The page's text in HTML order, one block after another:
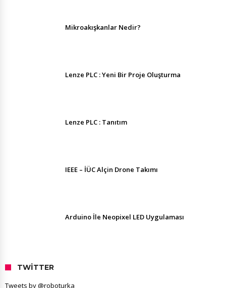
Mikroakışkanlar Nedir?
Lenze PLC : Yeni Bir Proje Oluşturma
Lenze PLC : Tanıtım
IEEE – İÜC Alçin Drone Takımı
Arduino İle Neopixel LED Uygulaması
TWITTER
Tweets by @roboturka